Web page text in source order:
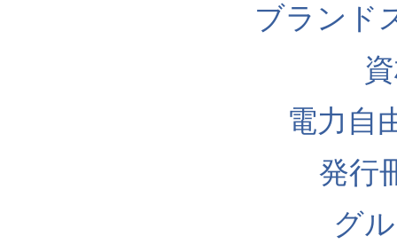
ブランド
電力自
発行
グ